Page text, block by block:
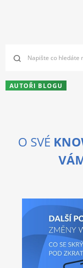
AUTOŘI BLOGU
O SVÉ